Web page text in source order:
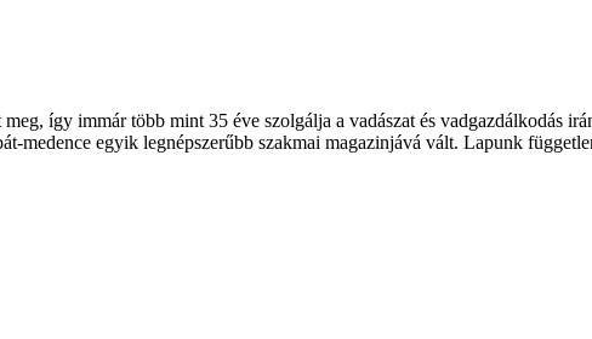
így immár több mint 35 éve szolgálja a vadászat és vadgazdálkodás
medence egyik legnépszerűbb szakmai magazinjává vált. Lapunk